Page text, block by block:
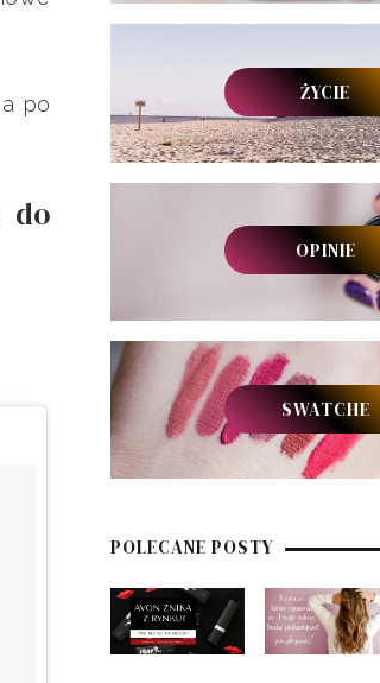
po
do
ŻYCIE
OPINIE
SWATCHE
POLECANE POSTY